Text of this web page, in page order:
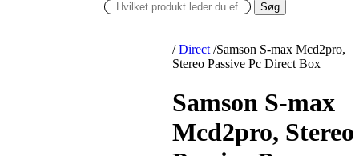
Søg
/ Direct /Samson S-max Mcd2pro,
Stereo Passive Pc Direct Box
Samson S-max
Mcd2pro, Stereo